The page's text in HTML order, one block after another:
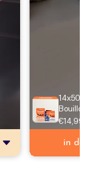
14x50g
Bouillon
€14,99
in den